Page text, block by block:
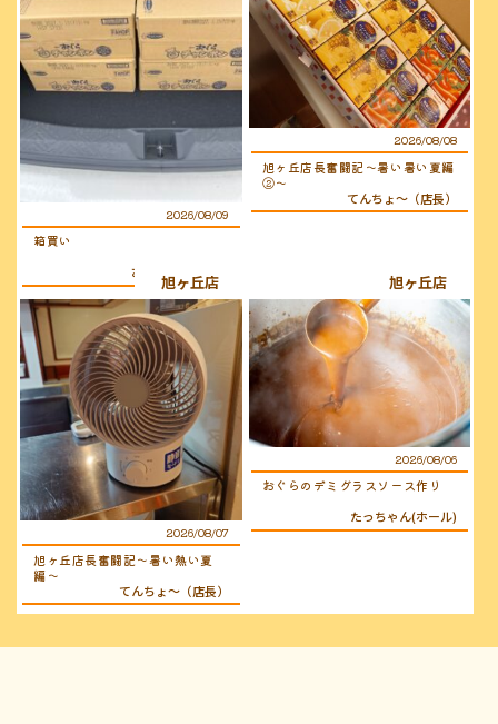
2026/08/09
箱買い
おぐらのおじさん
2026/08/08
旭ヶ丘店長奮闘記〜暑い暑い夏編
②〜
てんちょ〜（店長）
旭ヶ丘店
2026/08/07
旭ヶ丘店長奮闘記〜暑い熱い夏
編〜
てんちょ〜（店長）
旭ヶ丘店
2026/08/06
おぐらのデミグラスソース作り
たっちゃん(ホール)